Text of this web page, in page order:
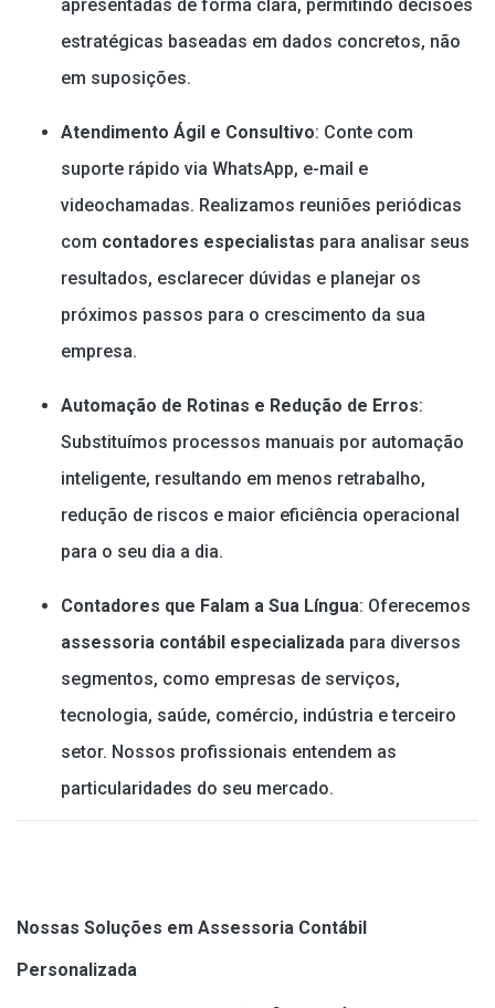
apresentadas de forma clara, permitindo decisões
estratégicas baseadas em dados concretos, não
em suposições.
Atendimento Ágil e Consultivo: Conte com
suporte rápido via WhatsApp, e-mail e
videochamadas. Realizamos reuniões periódicas
com contadores especialistas para analisar seus
resultados, esclarecer dúvidas e planejar os
próximos passos para o crescimento da sua
empresa.
Automação de Rotinas e Redução de Erros:
Substituímos processos manuais por automação
inteligente, resultando em menos retrabalho,
redução de riscos e maior eficiência operacional
para o seu dia a dia.
Contadores que Falam a Sua Língua: Oferecemos
assessoria contábil especializada para diversos
segmentos, como empresas de serviços,
tecnologia, saúde, comércio, indústria e terceiro
setor. Nossos profissionais entendem as
particularidades do seu mercado.
Nossas Soluções em Assessoria Contábil
Personalizada